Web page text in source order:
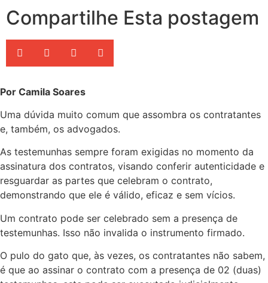
Compartilhe Esta postagem
Por Camila Soares
Uma dúvida muito comum que assombra os contratantes
e, também, os advogados.
As testemunhas sempre foram exigidas no momento da
assinatura dos contratos, visando conferir autenticidade e
resguardar as partes que celebram o contrato,
demonstrando que ele é válido, eficaz e sem vícios.
Um contrato pode ser celebrado sem a presença de
testemunhas. Isso não invalida o instrumento firmado.
O pulo do gato que, às vezes, os contratantes não sabem,
é que ao assinar o contrato com a presença de 02 (duas)